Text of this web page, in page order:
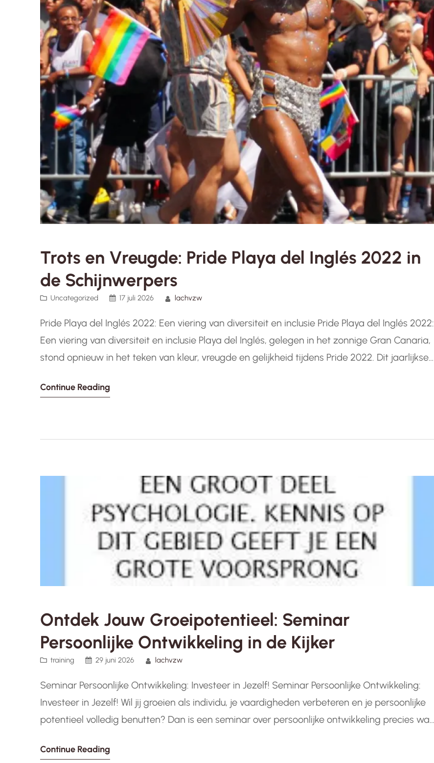
Trots en Vreugde: Pride Playa del Inglés 2022 in
de Schijnwerpers
Uncategorized 17 juli 2026 lachvzw
Pride Playa del Inglés 2022: Een viering van diversiteit en inclusie Pride Playa del Inglés 2022:
Een viering van diversiteit en inclusie Playa del Inglés, gelegen in het zonnige Gran Canaria,
stond opnieuw in het teken van kleur, vreugde en gelijkheid tijdens Pride 2022. Dit jaarlijkse
Continue Reading
Ontdek Jouw Groeipotentieel: Seminar
Persoonlijke Ontwikkeling in de Kijker
training 29 juni 2026 lachvzw
Seminar Persoonlijke Ontwikkeling: Investeer in Jezelf! Seminar Persoonlijke Ontwikkeling:
Investeer in Jezelf! Wil jij groeien als individu, je vaardigheden verbeteren en je persoonlijke
potentieel volledig benutten? Dan is een seminar over persoonlijke ontwikkeling precies wat
inzichten op te doen…
Continue Reading